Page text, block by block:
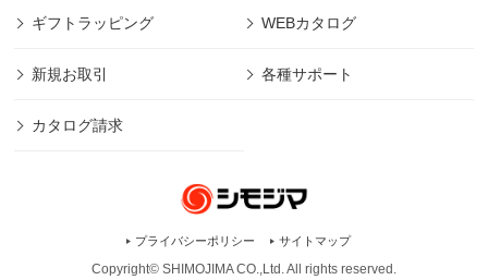
ギフトラッピング WEBカタログ
新規お取引 各種サポート
カタログ請求
プライバシーポリシー サイトマップ
Copyright© SHIMOJIMA CO.,Ltd. All rights reserved.